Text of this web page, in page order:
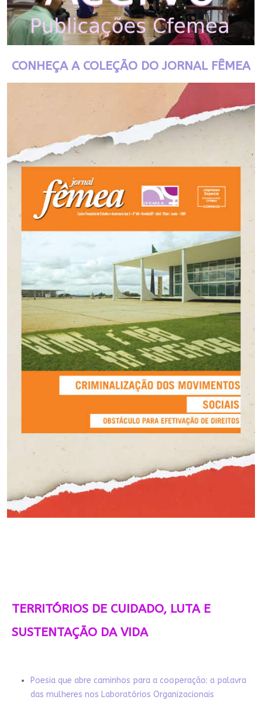
CONHEÇA A COLEÇÃO DO JORNAL FÊMEA
TERRITÓRIOS DE CUIDADO, LUTA E
SUSTENTAÇÃO DA VIDA
Poesia que abre caminhos para a cooperação: a palavra
das mulheres nos Laboratórios Organizacionais